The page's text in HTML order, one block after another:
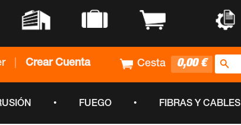
Crear Cuenta Cesta 0,00 €
• FUEGO • FIBRAS Y CABLES